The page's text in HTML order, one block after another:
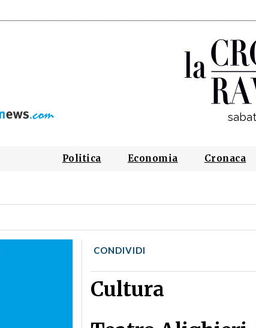
Politica Economia Cronaca
CONDIVIDI
Cultura